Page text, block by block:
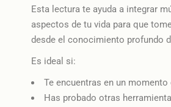
Esta lectura te ayuda a integrar
aspectos de tu vida para que
desde el conocimiento profundo
Es ideal si:
Te encuentras en un
Has probado otras